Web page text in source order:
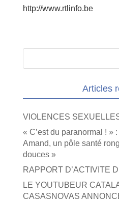
http://www.rtlinfo.be
Articles
VIOLENCES
« C’est du paranormal ! »
Amand, un pôle santé
douces »
RAPPORT D’ACTIVITE
LE YOUTUBEUR
CASASNOVAS